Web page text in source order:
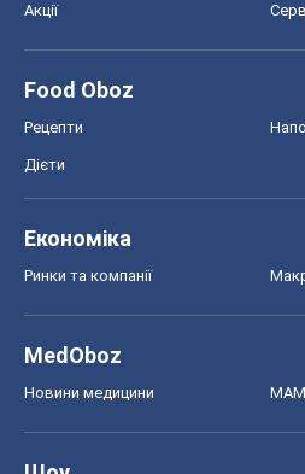
Акції
Food Oboz
Рецепти
Дієти
Економіка
Ринки та компанії
MedOboz
Новини медицини